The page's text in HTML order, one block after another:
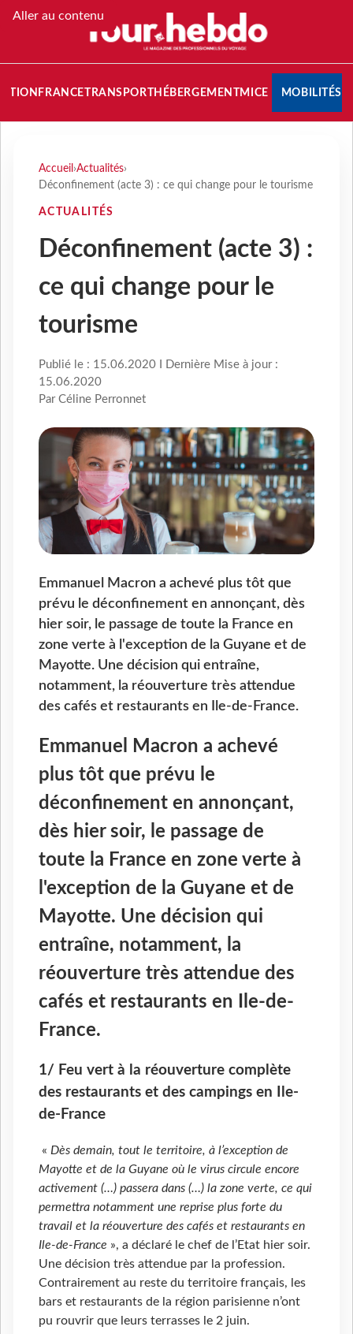
Aller au contenu
FRANCETRANSPORT HÉBERGEMENTMICE MOBILITÉS
Accueil ›Actualités›
Déconfinement (acte 3) : ce qui change pour le tourisme
ACTUALITÉS
Déconfinement (acte 3) :
ce qui change pour le
tourisme
Publié le : 15.06.2020 I Dernière Mise à jour :
15.06.2020
Par Céline Perronnet
Emmanuel Macron a achevé plus tôt que
prévu le déconfinement en annonçant, dès
hier soir, le passage de toute la France en
zone verte à l'exception de la Guyane et de
Mayotte. Une décision qui entraîne,
notamment, la réouverture très attendue
des cafés et restaurants en Ile-de-France.
Emmanuel Macron a achevé
plus tôt que prévu le
déconfinement en annonçant,
dès hier soir, le passage de
toute la France en zone verte à
l'exception de la Guyane et de
Mayotte. Une décision qui
entraîne, notamment, la
réouverture très attendue des
cafés et restaurants en Ile-de-
France.
1/ Feu vert à la réouverture complète
des restaurants et des campings en Ile-
de-France
« Dès demain, tout le territoire, à l’exception de
Mayotte et de la Guyane où le virus circule encore
activement (…) passera dans (…) la zone verte, ce qui
permettra notamment une reprise plus forte du
travail et la réouverture des cafés et restaurants en
Ile-de-France », a déclaré le chef de l’Etat hier soir.
Une décision très attendue par la profession.
Contrairement au reste du territoire français, les
bars et restaurants de la région parisienne n’ont
pu rouvrir que leurs terrasses le 2 juin.